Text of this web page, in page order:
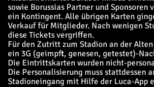
sowie Borussias Partner und Sponsoren
ein Kontingent. Alle übrigen Karten
Verkauf für Mitglieder. Nach wenigen
diese Tickets vergriffen.
Für den Zutritt zum Stadion an der
ein 3G (geimpft, genesen, getestet)-
Die Eintrittskarten wurden nicht-
Die Personalisierung muss stattdessen
Stadioneingang mit Hilfe der Luca-App